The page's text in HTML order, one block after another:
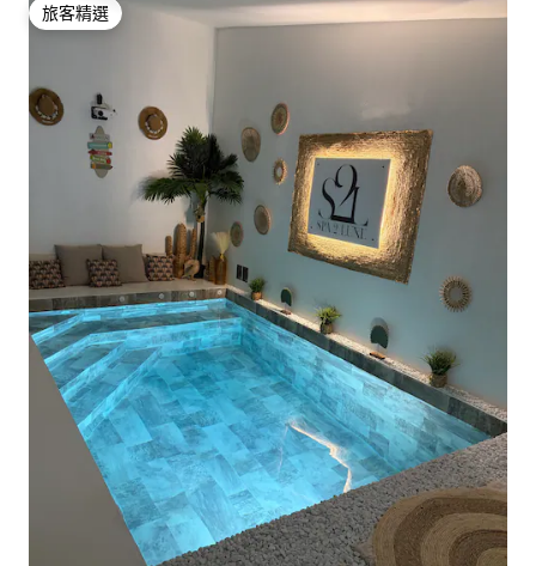
旅客精選
旅客精選